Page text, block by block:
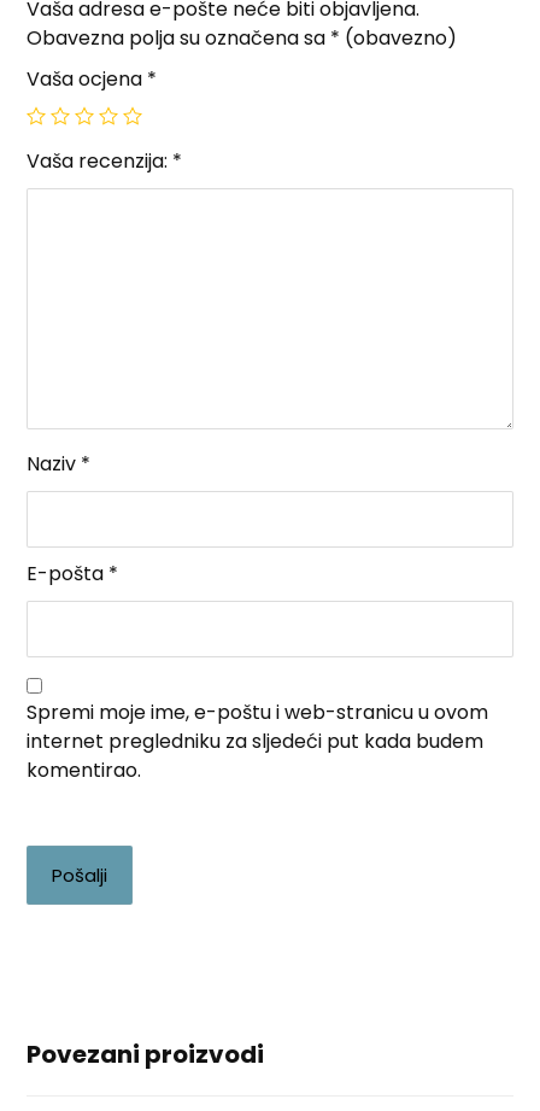
Vaša adresa e-pošte neće biti objavljena.
Obavezna polja su označena sa * (obavezno)
Vaša ocjena *
Vaša recenzija: *
Naziv *
E-pošta *
Spremi moje ime, e-poštu i web-stranicu u ovom
internet pregledniku za sljedeći put kada budem
komentirao.
Pošalji
Povezani proizvodi